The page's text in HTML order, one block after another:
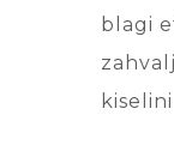
blagi
kiselini